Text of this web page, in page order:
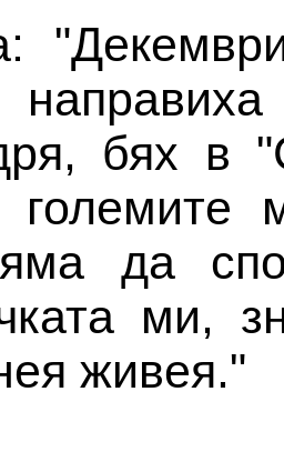
бях в
да
ми,
живея."